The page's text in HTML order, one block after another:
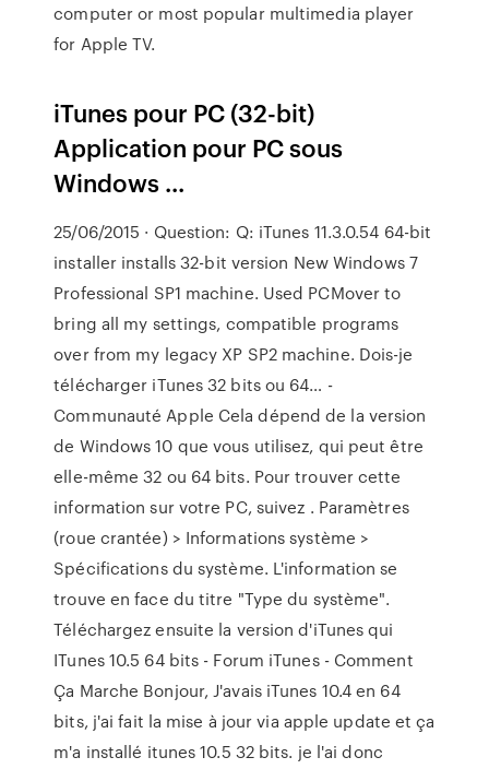
computer or most popular multimedia player
for Apple TV.
iTunes pour PC (32-bit)
Application pour PC sous
Windows ...
25/06/2015 · Question: Q: iTunes 11.3.0.54 64-bit
installer installs 32-bit version New Windows 7
Professional SP1 machine. Used PCMover to
bring all my settings, compatible programs
over from my legacy XP SP2 machine. Dois-je
télécharger iTunes 32 bits ou 64… -
Communauté Apple Cela dépend de la version
de Windows 10 que vous utilisez, qui peut être
elle-même 32 ou 64 bits. Pour trouver cette
information sur votre PC, suivez . Paramètres
(roue crantée) > Informations système >
Spécifications du système. L'information se
trouve en face du titre "Type du système".
Téléchargez ensuite la version d'iTunes qui
ITunes 10.5 64 bits - Forum iTunes - Comment
Ça Marche Bonjour, J'avais iTunes 10.4 en 64
bits, j'ai fait la mise à jour via apple update et ça
m'a installé itunes 10.5 32 bits. je l'ai donc